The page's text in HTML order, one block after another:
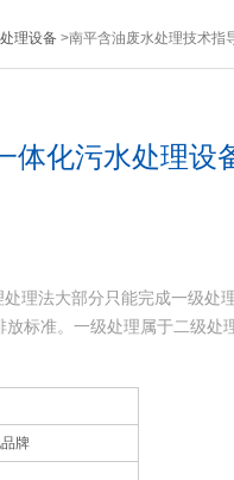
理设备>南平含油废水处理技术指
体化污水处理设
理法大部分只能完成一级处
标准。一级处理属于二级处
，COD物质)，去除率可
牌